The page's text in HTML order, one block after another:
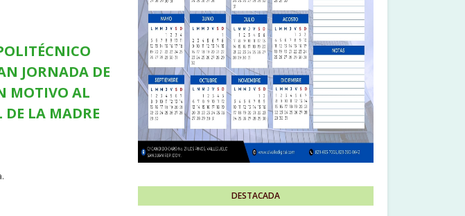
JORNADA DE
MOTIVO AL
LA MADRE
DESTACADA